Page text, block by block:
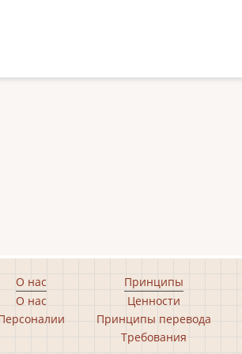
О нас
О нас
Принципы
Ценности
Принципы перевода
Требования